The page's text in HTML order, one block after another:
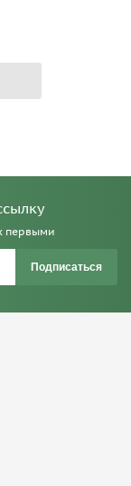
первыми
Подписаться